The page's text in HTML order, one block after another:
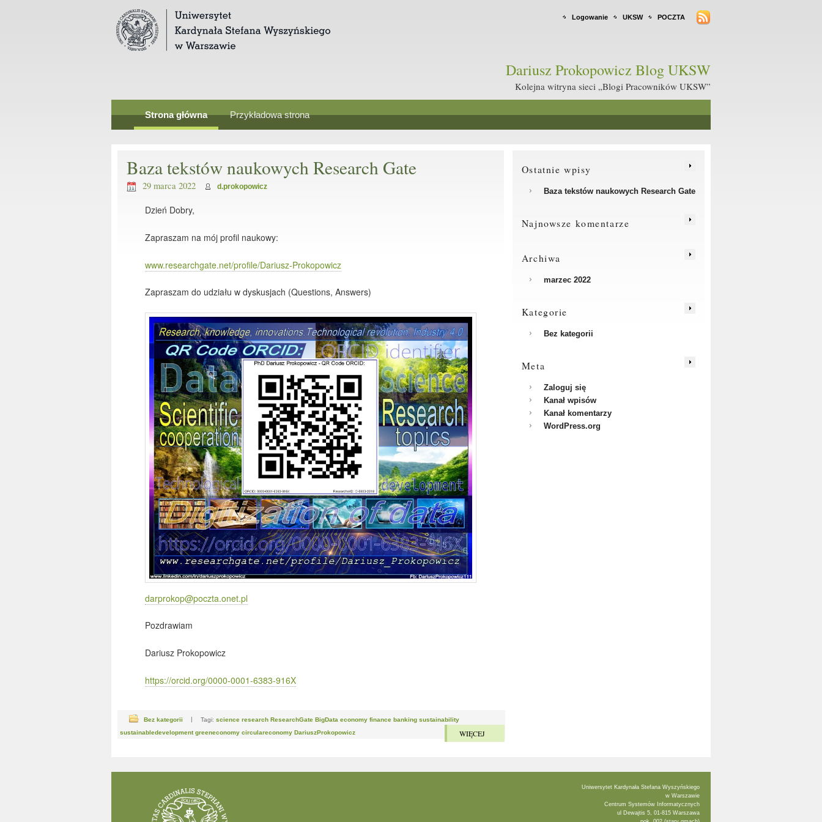
Logowanie UKSW POCZTA
Dariusz Prokopowicz Blog UKSW
Kolejna witryna sieci „Blogi Pracowników UKSW”
Strona główna Przykładowa strona
Baza tekstów naukowych Research Gate
29 marca 2022 d.prokopowicz
Dzień Dobry,
Zapraszam na mój profil naukowy:
www.researchgate.net/profile/Dariusz-Prokopowicz
Zapraszam do udziału w dyskusjach (Questions, Answers)
darprokop@poczta.onet.pl
Pozdrawiam
Dariusz Prokopowicz
https://orcid.org/0000-0001-6383-916X
Bez kategorii | Tagi: science research ResearchGate BigData economy finance banking sustainability
sustainabledevelopment greeneconomy circulareconomy DariuszProkopowicz
WIĘCEJ
Ostatnie wpisy
Baza tekstów naukowych Research Gate
Najnowsze komentarze
Archiwa
marzec 2022
Kategorie
Bez kategorii
Meta
Zaloguj się
Kanał wpisów
Kanał komentarzy
WordPress.org
Uniwersytet Kardynała Stefana Wyszyńskiego
w Warszawie
Centrum Systemów Informatycznych
ul Dewajtis 5, 01-815 Warszawa